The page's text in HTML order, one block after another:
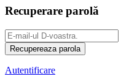
Recuperare parolă
Autentificare